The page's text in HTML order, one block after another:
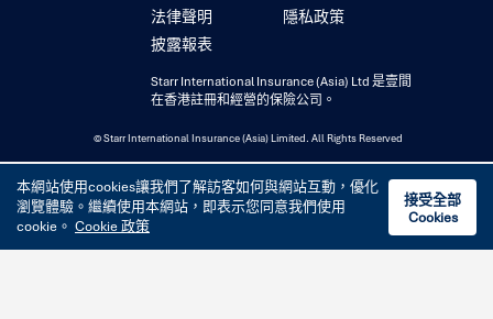
法律聲明
隱私政策
披露報表
Starr International Insurance (Asia) Ltd 是壹間
在香港註冊和經營的保險公司。
© Starr International Insurance (Asia) Limited. All Rights Reserved
本網站使用cookies讓我們了解訪客如何與網站互動，優化
瀏覽體驗。繼續使用本網站，即表示您同意我們使用
cookie。 Cookie 政策
接受全部
Cookies